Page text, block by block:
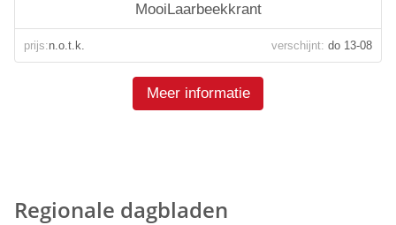
MooiLaarbeekkrant
prijs:n.o.t.k. verschijnt: do 13-08
Meer informatie
Regionale dagbladen